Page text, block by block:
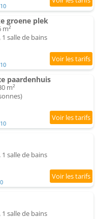
groene plek
m²
salle de bains
paardenhuis
m²
salle de bains
salle de bains